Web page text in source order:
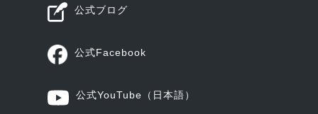
公式ブログ
公式Facebook
公式YouTube （日本語）